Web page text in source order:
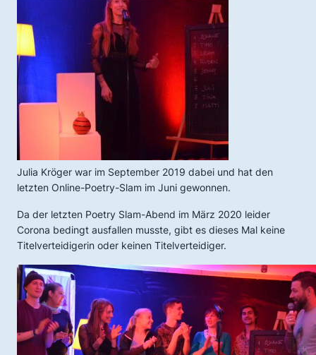
Julia Kröger war im September 2019 dabei und hat den
letzten Online-Poetry-Slam im Juni gewonnen.
Da der letzten Poetry Slam-Abend im März 2020 leider
Corona bedingt ausfallen musste, gibt es dieses Mal keine
Titelverteidigerin oder keinen Titelverteidiger.